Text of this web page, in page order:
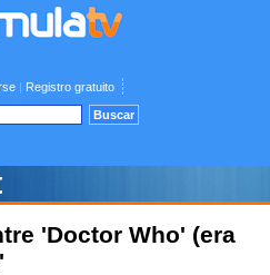
| Registro gratuito
'Doctor Who' (era